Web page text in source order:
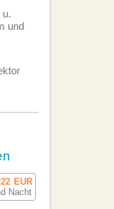
u.
und
EUR
Nacht